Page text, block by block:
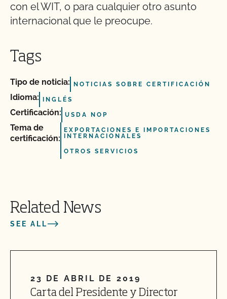
con el WIT, o para cualquier otro asunto
internacional que le preocupe.
Tags
Tipo de noticia: NOTICIAS SOBRE CERTIFICACIÓN
Idioma: INGLÉS
Certificación: USDA NOP
Tema de
certificación:
EXPORTACIONES E IMPORTACIONES
INTERNACIONALES
OTROS SERVICIOS
Related News
SEE ALL
23 DE ABRIL DE 2019
Carta del Presidente y Director